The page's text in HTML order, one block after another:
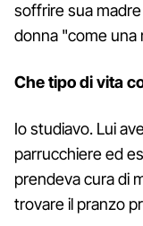
soffrire sua
donna "come una
Che tipo di vita
Io studiavo. Lui
parrucchiere ed
prendeva cura di
trovare il pranzo